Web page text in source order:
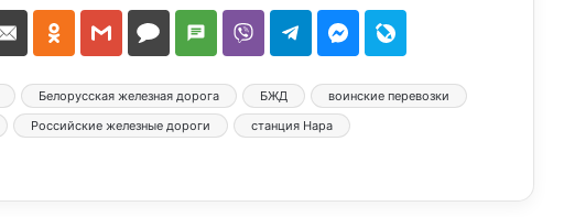
и
Белорусская железная дорога БЖД
воинские перевозки
Российские железные дороги
станция Нара